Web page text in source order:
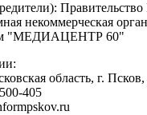
некоммерческая
"МЕДИАЦЕНТР 60"
область, г.
405